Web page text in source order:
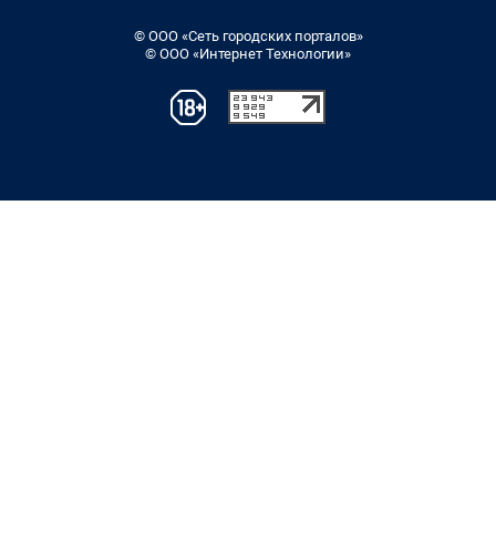
© ООО «Сеть городских порталов»
© ООО «Интернет Технологии»